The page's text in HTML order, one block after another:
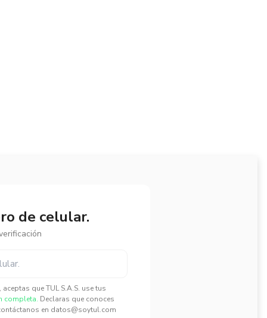
de celular.
que TUL S.A.S. use tus
completa. Declaras que conoces
en datos@soytul.com